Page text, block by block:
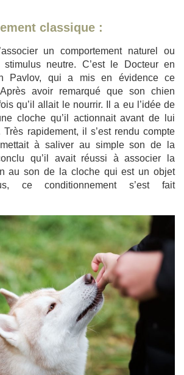
classique :
un comportement naturel ou
neutre. C’est le Docteur en
Pavlov, qui a mis en évidence ce
Après avoir remarqué que son chien
qu’il allait le nourrir. Il a eu l’idée de
cloche qu’il actionnait avant de lui
rapidement, il s’est rendu compte
à saliver au simple son de la
qu’il avait réussi à associer la
au son de la cloche qui est un objet
ce conditionnement s’est fait